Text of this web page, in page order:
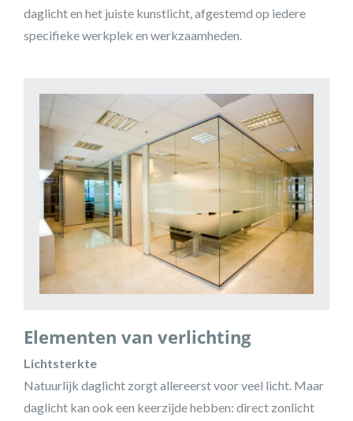
daglicht en het juiste kunstlicht, afgestemd op iedere
specifieke werkplek en werkzaamheden.
Elementen van verlichting
Lichtsterkte
Natuurlijk daglicht zorgt allereerst voor veel licht. Maar
daglicht kan ook een keerzijde hebben: direct zonlicht